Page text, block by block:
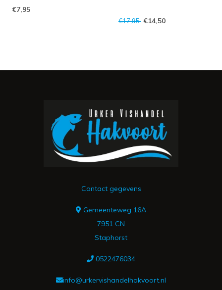
heerlijke traktatie uit de
zee, boor..
€7,95
€17,95 €14,50
Contact gegevens
Gemeenteweg 16A
7951 CN
Staphorst
0522476034
info@urkervishandelhakvoort.nl